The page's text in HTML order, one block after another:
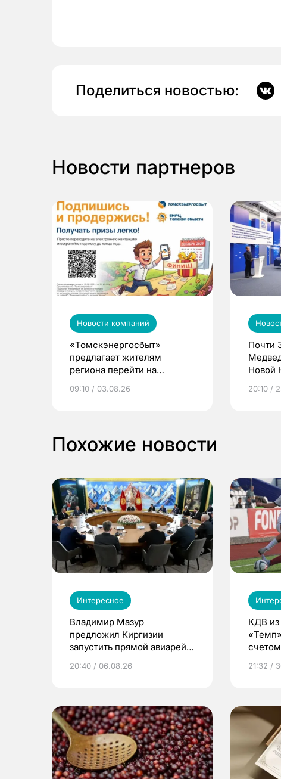
Поделиться новостью:
Новости партнеров
Новости компаний
«Томскэнергосбыт»
предлагает жителям
региона перейти на
выиграть призы
09:10 / 03.08.26
Почти
Новой
20:10 /
Похожие новости
Интересное
Владимир Мазур
предложил Киргизии
запустить прямой авиарейс
20:40 / 06.08.26
КДВ из
21:32 /